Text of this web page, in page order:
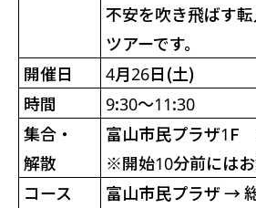
不安を吹き飛ばす
ツアーです。
開催日
4月26日(土)
時間
9:30～11:30
集合・
解散
富山市民プラザ1F
※開始10分前には
コース
富山市民プラザ →